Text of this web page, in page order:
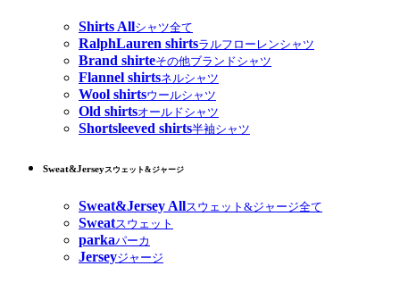
Shirts Allシャツ全て
RalphLauren shirtsラルフローレンシャツ
Brand shirteその他ブランドシャツ
Flannel shirtsネルシャツ
Wool shirtsウールシャツ
Old shirtsオールドシャツ
Shortsleeved shirts半袖シャツ
Sweat&Jerseyスウェット&ジャージ
Sweat&Jersey Allスウェット&ジャージ全て
Sweatスウェット
parkaパーカ
Jerseyジャージ